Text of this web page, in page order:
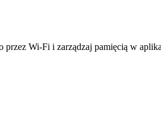
Wi-Fi i zarządzaj pamięcią w